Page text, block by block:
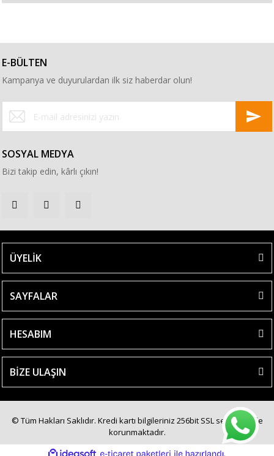
E-BÜLTEN
Kampanya ve duyurulardan ilk siz haberdar olun!
SOSYAL MEDYA
Bizi takip edin, kârlı çıkın!
ÜYELİK
SAYFALAR
HESABIM
BİZE ULAŞIN
© Tüm Hakları Saklıdır. Kredi kartı bilgileriniz 256bit SSL sertifikası ile
korunmaktadır.
ideasoft e-